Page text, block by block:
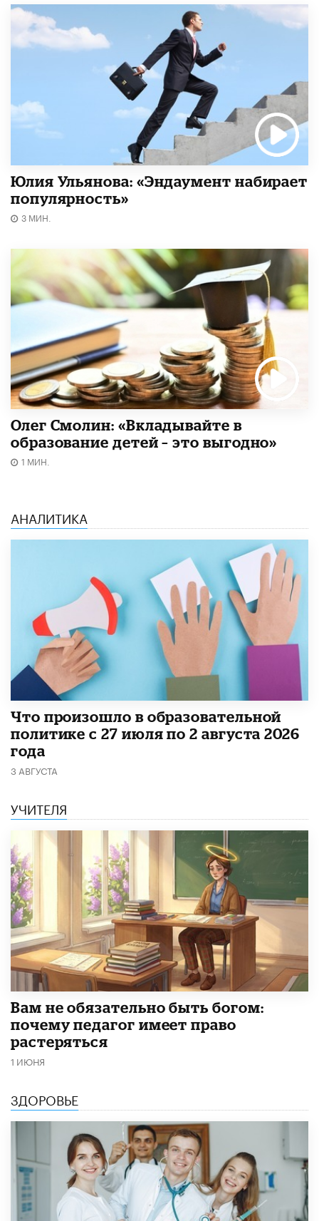
Юлия Ульянова: «Эндаумент набирает
популярность»
3 МИН.
Олег Смолин: «Вкладывайте в
образование детей – это выгодно»
1 МИН.
АНАЛИТИКА
​Что произошло в образовательной
политике с 27 июля по 2 августа 2026
года
3 АВГУСТА
УЧИТЕЛЯ
​Вам не обязательно быть богом:
почему педагог имеет право
растеряться
1 ИЮНЯ
ЗДОРОВЬЕ